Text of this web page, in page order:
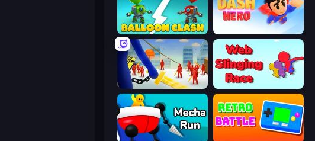
Balloon Clash
Slasher Web Slinging Race